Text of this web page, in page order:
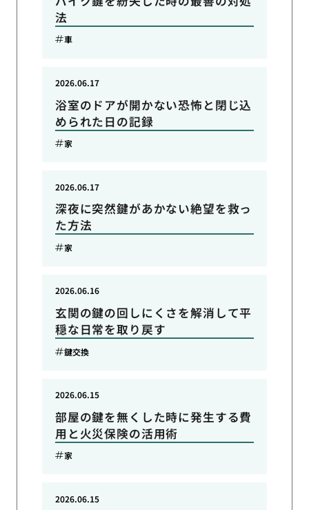
法
車
浴室のドアが開かない恐怖と閉じ込
められた日の記録
2026.06.17
家
深夜に突然鍵があかない絶望を救っ
た方法
2026.06.17
家
玄関の鍵の回しにくさを解消して平
穏な日常を取り戻す
2026.06.16
鍵交換
部屋の鍵を無くした時に発生する費
用と火災保険の活用術
2026.06.15
家
2026.06.15